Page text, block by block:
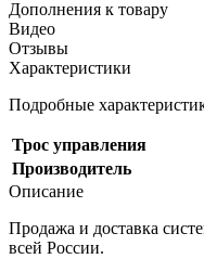
Дополнения к товару
Видео
Отзывы
Характеристики
Подробные
Трос управления
Производитель
Описание
Продажа и доставка
всей России.